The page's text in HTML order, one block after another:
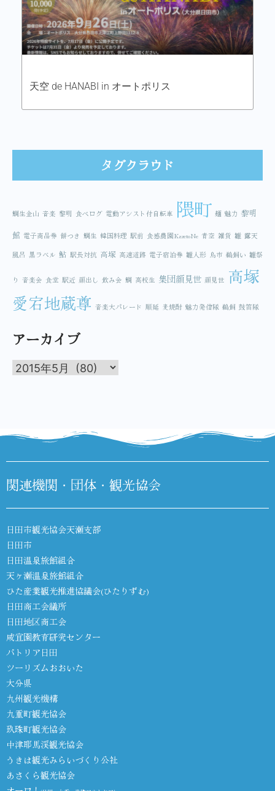
天空 de HANABI in オートポリス
タグクラウド
鯛生金山 音楽 黎明 食べログ 電動アシスト付自転車 隈町 麺 魅力 黎明
館 電子商品券 餅つき 鯛生 韓国料理 駅前 食感農園KazetoNe 青空 雑貨 雛 露天
風呂 黒ラベル 鮎 駅長対抗 高塚 高速道路 電子宿泊券 雛人形 鳥市 鵜飼い 雛祭
り 音楽会 食堂 駅近 顔出し 飲み会 鯛 高校生 集団顔見世 顔見世 高塚
愛宕地蔵尊 音楽大パレード 順延 麦焼酎 魅力発信隊 鵜飼 鼓笛隊
アーカイブ
関連機関・団体・観光協会
日田市観光協会天瀬支部
日田市
日田温泉旅館組合
天ヶ瀬温泉旅館組合
ひた産業観光推進協議会(ひたりずむ)
日田商工会議所
日田地区商工会
咸宜園教育研究センター
パトリア日田
ツーリズムおおいた
大分県
九州観光機構
九重町観光協会
玖珠町観光協会
中津耶馬渓観光協会
うきは観光みらいづくり公社
あさくら観光協会